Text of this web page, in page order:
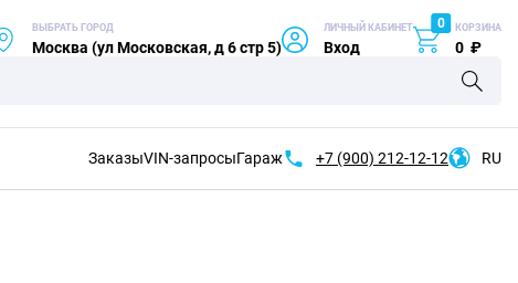
ВЫБРАТЬ ГОРОД
Москва (ул Московская, д 6 стр 5)
ЛИЧНЫЙ КАБИНЕТ
Вход
0 КОРЗИНА
0 ₽
ЗаказыVIN-запросыГараж +7 (900) 212-12-12 RU